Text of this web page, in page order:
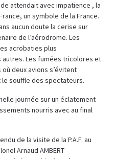
attendait avec impatience , la
un symbole de la France.
aucun doute la cerise sur
de l’aérodrome. Les
acrobaties plus
Les fumées tricolores et
deux avions s’évitent
le souffle des spectateurs.
journée sur un éclatement
nourris avec au final
de la visite de la P.A.F. au
Arnaud AMBERT